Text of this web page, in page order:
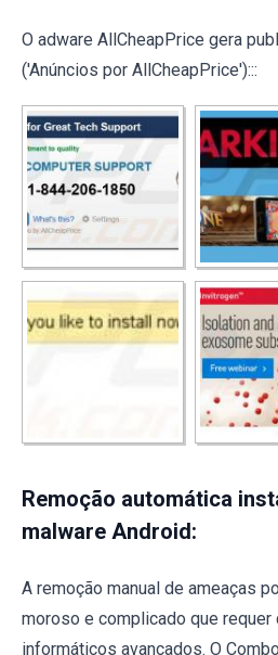
O adware AllCheapPrice gera
('Anúncios por AllCheapPrice'):::
Remoção automática
malware Android:
A remoção manual de ameaças
moroso e complicado que requer
informáticos avançados. O